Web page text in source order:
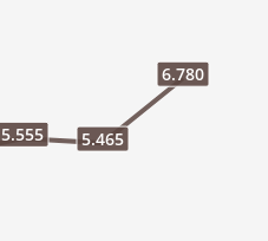
5.555 5.465
6.780